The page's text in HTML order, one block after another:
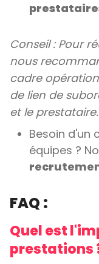
Conseil : Pour
nous
cadre
de lien de
et le prestataire.
Besoin d'un
équipes ?
FAQ :
Quel est
prestations